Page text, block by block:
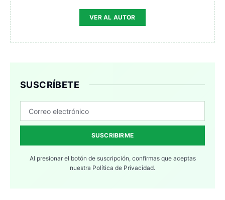
VER AL AUTOR
SUSCRÍBETE
SUSCRIBIRME
Al presionar el botón de suscripción, confirmas que aceptas
nuestra Política de Privacidad.